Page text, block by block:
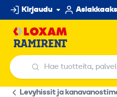
Hyppää
sisältöön
Kirjaudu
Hae tuotteita,
Hae tuotteita,
Levyhissit ja